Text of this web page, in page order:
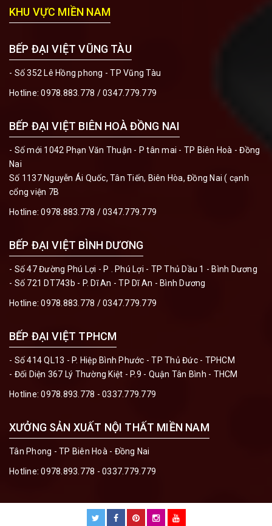
KHU VỰC MIỀN NAM
BẾP ĐẠI VIỆT VŨNG TÀU
- Số 352 Lê Hồng phong - TP Vũng Tàu
Hotline:0978.883.778 / 0347.779.779
BẾP ĐẠI VIỆT BIÊN HOÀ ĐỒNG NAI
- Số mới 1042 Phạn Văn Thuận - P tân mai - TP Biên Hoà - Đồng
Nai
Số 1137 Nguyễn Ái Quốc, Tân Tiến, Biên Hòa, Đồng Nai ( cạnh
cổng viện 7B
Hotline:0978.883.778 / 0347.779.779
BẾP ĐẠI VIỆT BÌNH DƯƠNG
- Số 47 Đường Phú Lợi - P . Phú Lợi - TP Thủ Dầu 1 - Bình Dương
- Số 721 DT743b - P. Dĩ An - TP Dĩ An - Bình Dương
Hotline:0978.883.778 / 0347.779.779
BẾP ĐẠI VIỆT TPHCM
- Số 414 QL13 - P. Hiệp Bình Phước - TP Thủ Đức - TPHCM
- Đối Diện 367 Lý Thường Kiệt - P.9 - Quận Tân Bình - THCM
Hotline:0978.893.778 - 0337.779.779
XƯỞNG SẢN XUẤT NỘI THẤT MIỀN NAM
Tân Phong - TP Biên Hoà - Đồng Nai
Hotline:0978.893.778 - 0337.779.779